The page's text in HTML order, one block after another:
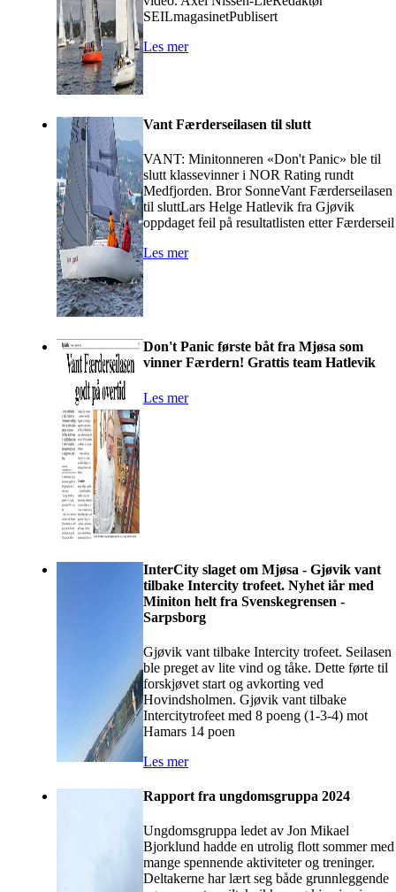
SEILmagasinetPublisert
Les mer
Vant Færderseilasen til slutt
VANT: Minitonneren «Don't Panic» ble til
slutt klassevinner i NOR Rating rundt
Medfjorden. Bror SonneVant Færderseilasen
til sluttLars Helge Hatlevik fra Gjøvik
oppdaget feil på resultatlisten etter Færderseil
Les mer
Don't Panic første båt fra Mjøsa som
vinner Færdern! Grattis team Hatlevik
Les mer
InterCity slaget om Mjøsa - Gjøvik vant
tilbake Intercity trofeet. Nyhet iår med
Miniton helt fra Svenskegrensen -
Sarpsborg
Gjøvik vant tilbake Intercity trofeet. Seilasen
ble preget av lite vind og tåke. Dette førte til
forskjøvet start og avkorting ved
Hovindsholmen. Gjøvik vant tilbake
Intercitytrofeet med 8 poeng (1-3-4) mot
Hamars 14 poen
Les mer
Rapport fra ungdomsgruppa 2024
Ungdomsgruppa ledet av Jon Mikael
Bjorklund hadde en utrolig flott sommer med
mange spennende aktiviteter og treninger.
Deltakerne har lært seg både grunnleggende